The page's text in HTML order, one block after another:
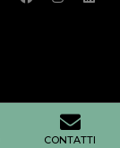
CONTATTI